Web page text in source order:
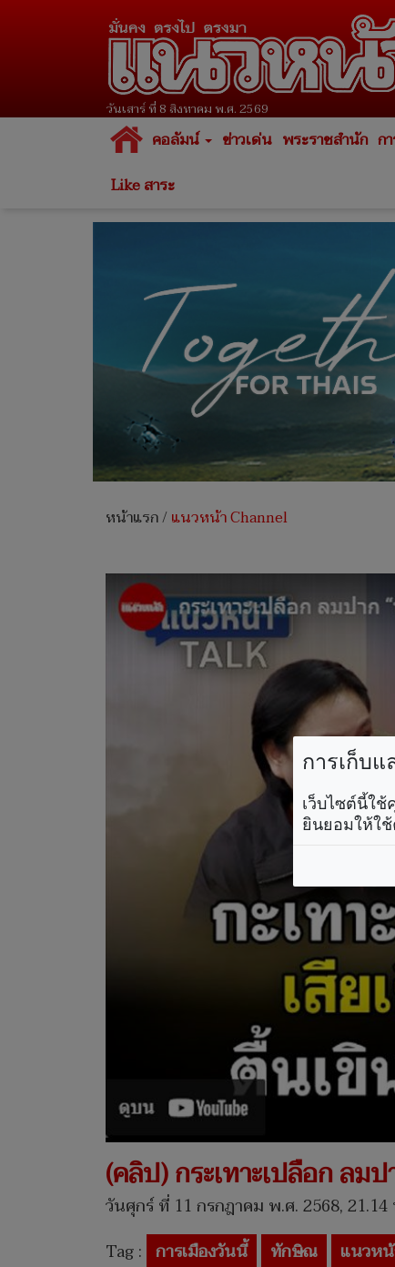
วันเสาร์ ที่ 8 สิงหาคม พ.ศ. 2569
คอลัมน์ ข่าวเด่น พระราชสำนัก ก
Like สาระ
หน้าแรก/แนวหน้า Channel
(คลิป) กระเทาะเปลือก ลม
วันศุกร์ ที่ 11 กรกฎาคม พ.ศ. 2568, 21.14
Tag : การเมืองวันนี้ ทักษิณ แนวห
การเก็บแ
เว็บไซต์นี้ใช้
ยินยอมให้ใ